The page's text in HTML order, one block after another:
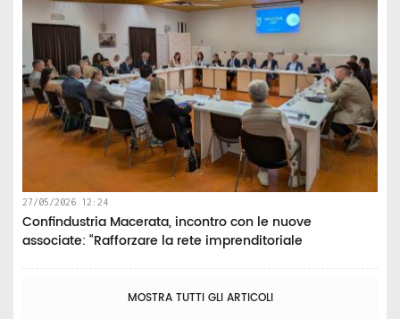
27/05/2026 12:24
Confindustria Macerata, incontro con le nuove
associate: “Rafforzare la rete imprenditoriale
MOSTRA TUTTI GLI ARTICOLI